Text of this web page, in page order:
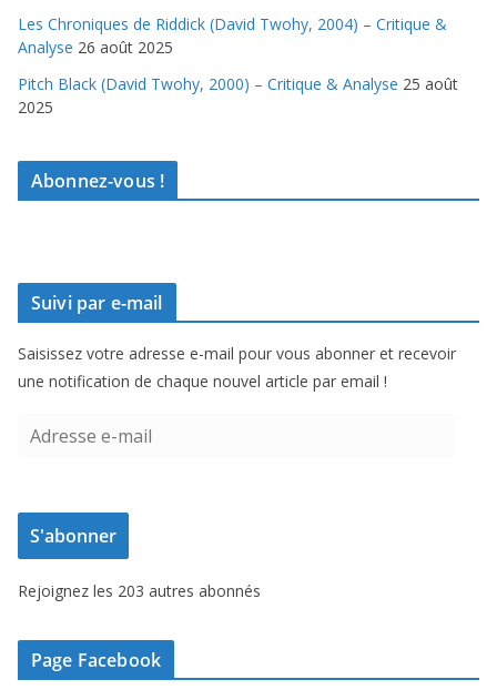
Les Chroniques de Riddick (David Twohy, 2004) – Critique &
Analyse 26 août 2025
Pitch Black (David Twohy, 2000) – Critique & Analyse 25 août
2025
Abonnez-vous !
Suivi par e-mail
Saisissez votre adresse e-mail pour vous abonner et recevoir
une notification de chaque nouvel article par email !
e
s
e
-
m
S'abonner
Rejoignez les 203 autres abonnés
Page Facebook